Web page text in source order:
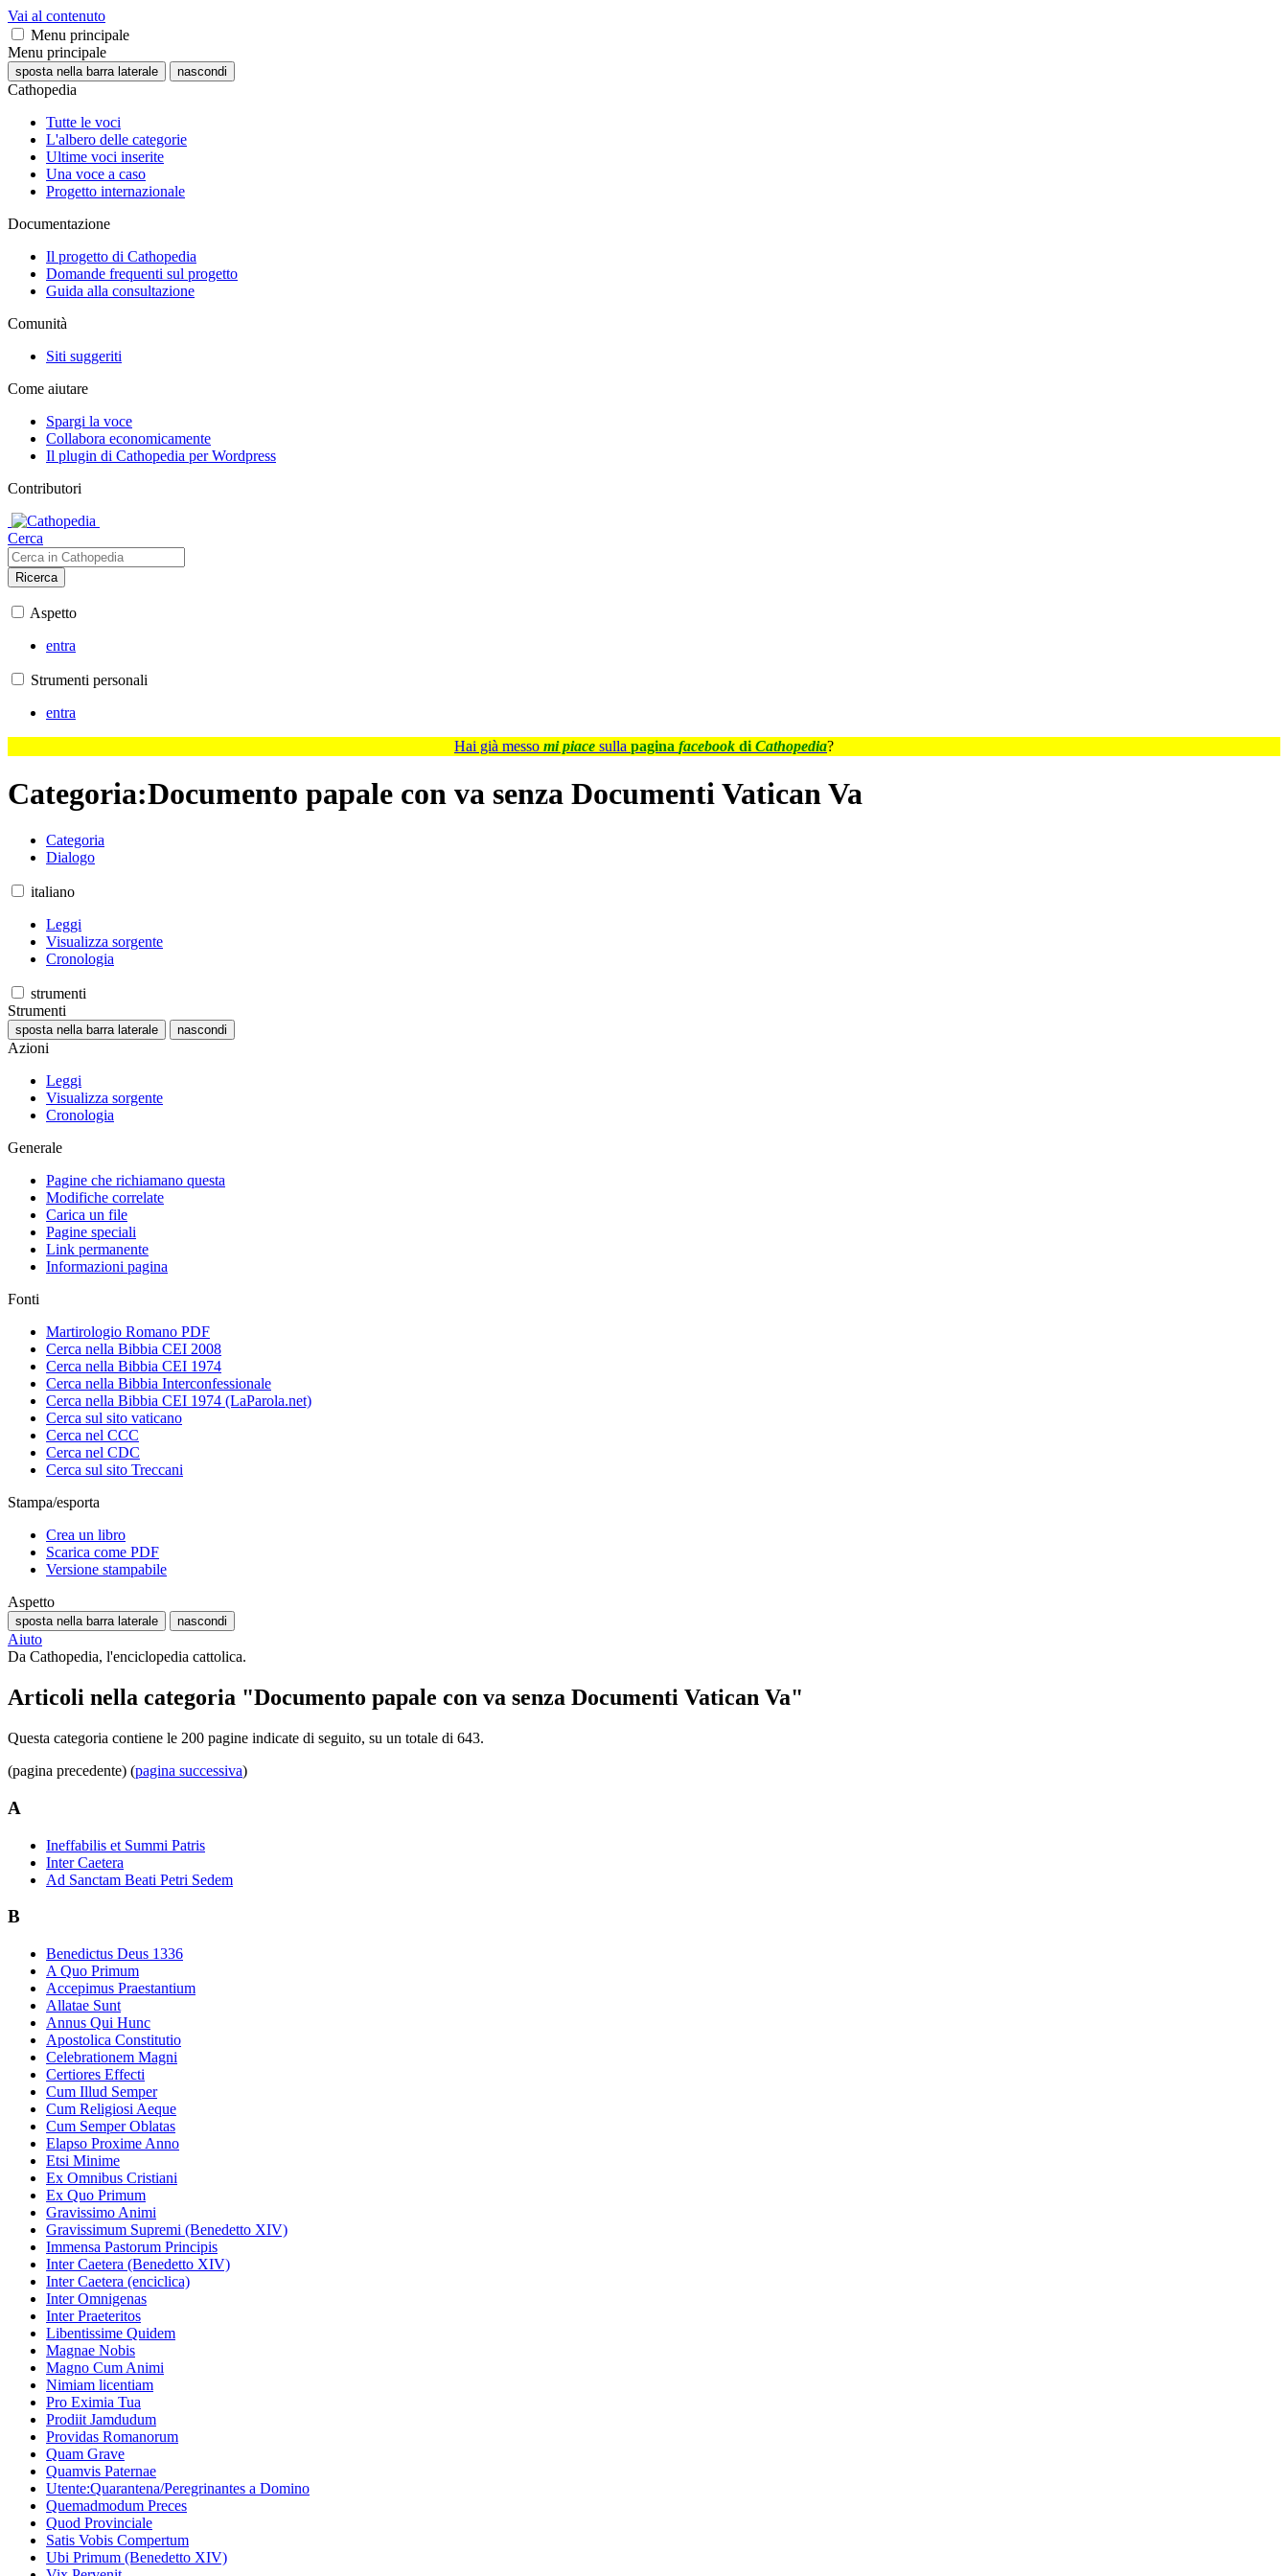
Vai al contenuto
Menu principale
Menu principale
sposta nella barra laterale nascondi
Cathopedia
Tutte le voci
L'albero delle categorie
Ultime voci inserite
Una voce a caso
Progetto internazionale
Documentazione
Il progetto di Cathopedia
Domande frequenti sul progetto
Guida alla consultazione
Comunità
Siti suggeriti
Come aiutare
Spargi la voce
Collabora economicamente
Il plugin di Cathopedia per Wordpress
Contributori
Cerca
Ricerca
Aspetto
entra
Strumenti personali
entra
Hai già messo mi piace sulla pagina facebook di Cathopedia?
Categoria:Documento papale con va senza Documenti Vatican Va
Categoria
Dialogo
italiano
Leggi
Visualizza sorgente
Cronologia
strumenti
Strumenti
sposta nella barra laterale nascondi
Azioni
Leggi
Visualizza sorgente
Cronologia
Generale
Pagine che richiamano questa
Modifiche correlate
Carica un file
Pagine speciali
Link permanente
Informazioni pagina
Fonti
Martirologio Romano PDF
Cerca nella Bibbia CEI 2008
Cerca nella Bibbia CEI 1974
Cerca nella Bibbia Interconfessionale
Cerca nella Bibbia CEI 1974 (LaParola.net)
Cerca sul sito vaticano
Cerca nel CCC
Cerca nel CDC
Cerca sul sito Treccani
Stampa/esporta
Crea un libro
Scarica come PDF
Versione stampabile
Aspetto
sposta nella barra laterale nascondi
Aiuto
Da Cathopedia, l'enciclopedia cattolica.
Articoli nella categoria "Documento papale con va senza Documenti Vatican Va"
Questa categoria contiene le 200 pagine indicate di seguito, su un totale di 643.
(pagina precedente) (pagina successiva)
A
Ineffabilis et Summi Patris
Inter Caetera
Ad Sanctam Beati Petri Sedem
B
Benedictus Deus 1336
A Quo Primum
Accepimus Praestantium
Allatae Sunt
Annus Qui Hunc
Apostolica Constitutio
Celebrationem Magni
Certiores Effecti
Cum Illud Semper
Cum Religiosi Aeque
Cum Semper Oblatas
Elapso Proxime Anno
Etsi Minime
Ex Omnibus Cristiani
Ex Quo Primum
Gravissimo Animi
Gravissimum Supremi (Benedetto XIV)
Immensa Pastorum Principis
Inter Caetera (Benedetto XIV)
Inter Caetera (enciclica)
Inter Omnigenas
Inter Praeteritos
Libentissime Quidem
Magnae Nobis
Magno Cum Animi
Nimiam licentiam
Pro Eximia Tua
Prodiit Jamdudum
Providas Romanorum
Quam Grave
Quamvis Paternae
Utente:Quarantena/Peregrinantes a Domino
Quemadmodum Preces
Quod Provinciale
Satis Vobis Compertum
Ubi Primum (Benedetto XIV)